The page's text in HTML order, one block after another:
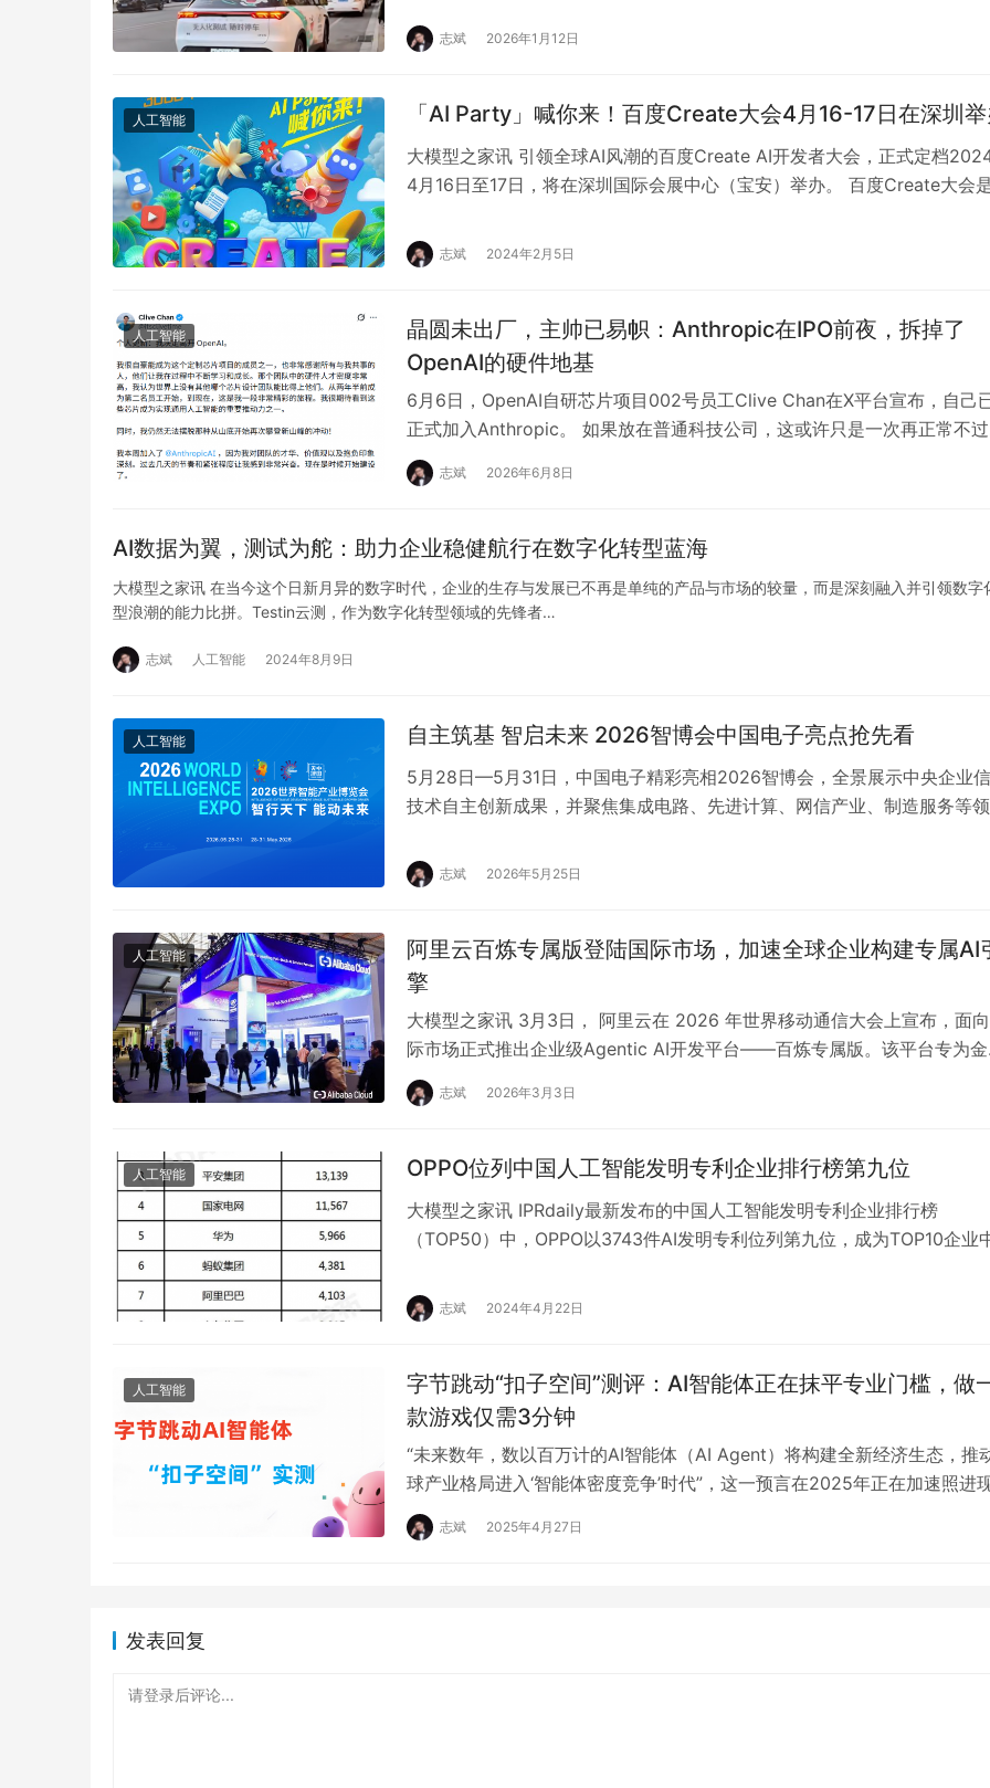
志斌 2026年1月12日
人工智能 「AI Party」喊你来！百度Create大会4月16-17日在深圳
大模型之家讯 引领全球AI风潮的百度Create AI开发者大会，正式定档
4月16日至17日，将在深圳国际会展中心（宝安）举办。 百度Create大会
志斌 2024年2月5日
人工智能
晶圆未出厂，主帅已易帜：Anthropic在IPO前夜，拆掉了
OpenAI的硬件地基
6月6日，OpenAI自研芯片项目002号员工Clive Chan在X平台宣布，自己
正式加入Anthropic。 如果放在普通科技公司，这或许只是一次再正常不过
人才流动。但放…
志斌 2026年6月8日
AI数据为翼，测试为舵：助力企业稳健航行在数字化转型蓝海
大模型之家讯 在当今这个日新月异的数字时代，企业的生存与发展已不再是单纯的产品与市场的较量，而是深刻融入并引领数字
型浪潮的能力比拼。Testin云测，作为数字化转型领域的先锋者…
志斌 人工智能 2024年8月9日
人工智能 自主筑基 智启未来 2026智博会中国电子亮点抢先看
5月28日—5月31日，中国电子精彩亮相2026智博会，全景展示中央企业
技术自主创新成果，并聚焦集成电路、先进计算、网信产业、制造服务等领
志斌 2026年5月25日
人工智能
阿里云百炼专属版登陆国际市场，加速全球企业构建专属AI引
擎
大模型之家讯 3月3日， 阿里云在 2026 年世界移动通信大会上宣布，面
际市场正式推出企业级Agentic AI开发平台——百炼专属版。该平台专为金
融、医…
志斌 2026年3月3日
人工智能 OPPO位列中国人工智能发明专利企业排行榜第九位
大模型之家讯 IPRdaily最新发布的中国人工智能发明专利企业排行榜
（TOP50）中，OPPO以3743件AI发明专利位列第九位，成为TOP10企业
志斌 2024年4月22日
人工智能
字节跳动“扣子空间”测评：AI智能体正在抹平专业门槛，做
款游戏仅需3分钟
“未来数年，数以百万计的AI智能体（AI Agent）将构建全新经济生态，推
球产业格局进入‘智能体密度竞争’时代”，这一预言在2025年正在加速照进
实。 大模型之家注意到，自…
志斌 2025年4月27日
发表回复
请登录后评论...